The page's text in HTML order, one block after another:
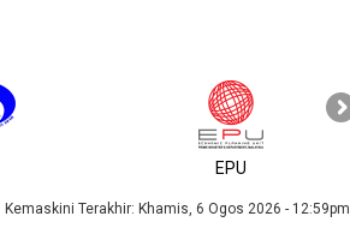
EPU
Kemaskini Terakhir: Khamis, 6 Ogos 2026 - 12:59pm